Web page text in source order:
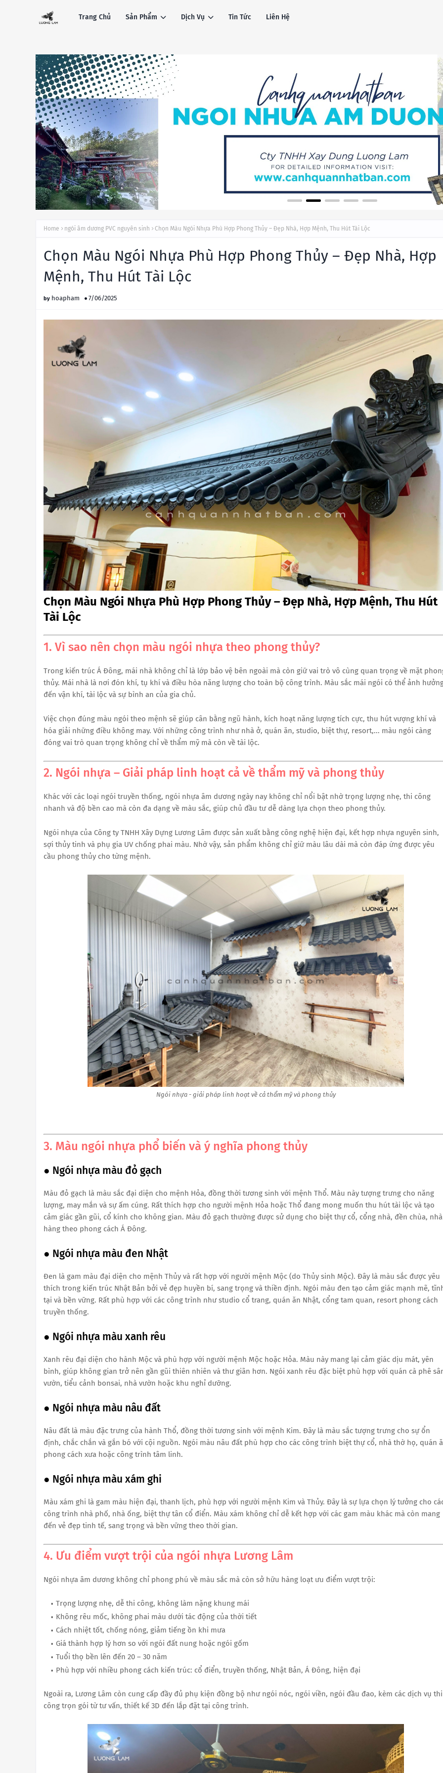
Trang Chủ Sản Phẩm Dịch Vụ Tin Tức Liên Hệ
Home ngói âm dương PVC nguyên sinh Chọn Màu Ngói Nhựa Phù Hợp Phong Thủy – Đẹp Nhà, Hợp Mệnh, Thu Hút Tài Lộc
Chọn Màu Ngói Nhựa Phù Hợp Phong Thủy – Đẹp Nhà, Hợp
Mệnh, Thu Hút Tài Lộc
hoapham 7/06/2025
Chọn Màu Ngói Nhựa Phù Hợp Phong Thủy – Đẹp Nhà, Hợp Mệnh, Thu Hút
Tài Lộc
1. Vì sao nên chọn màu ngói nhựa theo phong thủy?
Trong kiến trúc Á Đông, mái nhà không chỉ là lớp bảo vệ bên ngoài mà còn giữ vai trò vô cùng quan trọng về mặt
thủy. Mái nhà là nơi đón khí, tụ khí và điều hòa năng lượng cho toàn bộ công trình. Màu sắc mái ngói có thể ảnh
đến vận khí, tài lộc và sự bình an của gia chủ.
Việc chọn đúng màu ngói theo mệnh sẽ giúp cân bằng ngũ hành, kích hoạt năng lượng tích cực, thu hút vượng khí và
hóa giải những điều không may. Với những công trình như nhà ở, quán ăn, studio, biệt thự, resort,... màu ngói càng
đóng vai trò quan trọng không chỉ về thẩm mỹ mà còn về tài lộc.
2. Ngói nhựa – Giải pháp linh hoạt cả về thẩm mỹ và phong thủy
Khác với các loại ngói truyền thống, ngói nhựa âm dương ngày nay không chỉ nổi bật nhờ trọng lượng nhẹ, thi công
nhanh và độ bền cao mà còn đa dạng về màu sắc, giúp chủ đầu tư dễ dàng lựa chọn theo phong thủy.
Ngói nhựa của Công ty TNHH Xây Dựng Lương Lâm được sản xuất bằng công nghệ hiện đại, kết hợp nhựa nguyên sinh,
sợi thủy tinh và phụ gia UV chống phai màu. Nhờ vậy, sản phẩm không chỉ giữ màu lâu dài mà còn đáp ứng được yêu
cầu phong thủy cho từng mệnh.
Ngói nhựa - giải pháp linh hoạt về cả thẩm mỹ và phong thủy
3. Màu ngói nhựa phổ biến và ý nghĩa phong thủy
● Ngói nhựa màu đỏ gạch
Màu đỏ gạch là màu sắc đại diện cho mệnh Hỏa, đồng thời tương sinh với mệnh Thổ. Màu này tượng trưng cho năng
lượng, may mắn và sự ấm cúng. Rất thích hợp cho người mệnh Hỏa hoặc Thổ đang mong muốn thu hút tài lộc và tạo
cảm giác gần gũi, cổ kính cho không gian. Màu đỏ gạch thường được sử dụng cho biệt thự cổ, cổng nhà, đền chùa, nhà
hàng theo phong cách Á Đông.
● Ngói nhựa màu đen Nhật
Đen là gam màu đại diện cho mệnh Thủy và rất hợp với người mệnh Mộc (do Thủy sinh Mộc). Đây là màu sắc được yêu
thích trong kiến trúc Nhật Bản bởi vẻ đẹp huyền bí, sang trọng và thiền định. Ngói màu đen tạo cảm giác mạnh mẽ,
tại và bền vững. Rất phù hợp với các công trình như studio cổ trang, quán ăn Nhật, cổng tam quan, resort phong cách
truyền thống.
● Ngói nhựa màu xanh rêu
Xanh rêu đại diện cho hành Mộc và phù hợp với người mệnh Mộc hoặc Hỏa. Màu này mang lại cảm giác dịu mát, yên
bình, giúp không gian trở nên gần gũi thiên nhiên và thư giãn hơn. Ngói xanh rêu đặc biệt phù hợp với quán cà phê
vườn, tiểu cảnh bonsai, nhà vườn hoặc khu nghỉ dưỡng.
● Ngói nhựa màu nâu đất
Nâu đất là màu đặc trưng của hành Thổ, đồng thời tương sinh với mệnh Kim. Đây là màu sắc tượng trưng cho sự ổn
định, chắc chắn và gắn bó với cội nguồn. Ngói màu nâu đất phù hợp cho các công trình biệt thự cổ, nhà thờ họ, quán
phong cách xưa hoặc công trình tâm linh.
● Ngói nhựa màu xám ghi
Màu xám ghi là gam màu hiện đại, thanh lịch, phù hợp với người mệnh Kim và Thủy. Đây là sự lựa chọn lý tưởng cho
công trình nhà phố, nhà ống, biệt thự tân cổ điển. Màu xám không chỉ dễ kết hợp với các gam màu khác mà còn mang
đến vẻ đẹp tinh tế, sang trọng và bền vững theo thời gian.
4. Ưu điểm vượt trội của ngói nhựa Lương Lâm
Ngói nhựa âm dương không chỉ phong phú về màu sắc mà còn sở hữu hàng loạt ưu điểm vượt trội:
Trọng lượng nhẹ, dễ thi công, không làm nặng khung mái
Không rêu mốc, không phai màu dưới tác động của thời tiết
Cách nhiệt tốt, chống nóng, giảm tiếng ồn khi mưa
Giá thành hợp lý hơn so với ngói đất nung hoặc ngói gốm
Tuổi thọ bền lên đến 20 – 30 năm
Phù hợp với nhiều phong cách kiến trúc: cổ điển, truyền thống, Nhật Bản, Á Đông, hiện đại
Ngoài ra, Lương Lâm còn cung cấp đầy đủ phụ kiện đồng bộ như ngói nóc, ngói viền, ngói đầu đao, kèm các dịch vụ thi
công trọn gói từ tư vấn, thiết kế 3D đến lắp đặt tại công trình.